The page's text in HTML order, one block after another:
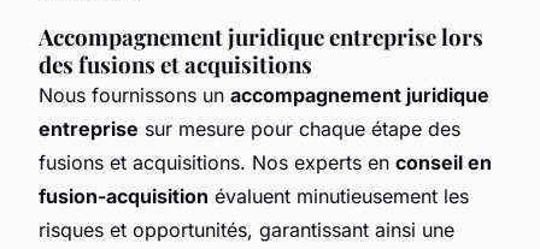
Accompagnement juridique entreprise lors
des fusions et acquisitions
Nous fournissons un accompagnement juridique
entreprise sur mesure pour chaque étape des
fusions et acquisitions. Nos experts en conseil en
fusion-acquisition évaluent minutieusement les
risques et opportunités, garantissant ainsi une